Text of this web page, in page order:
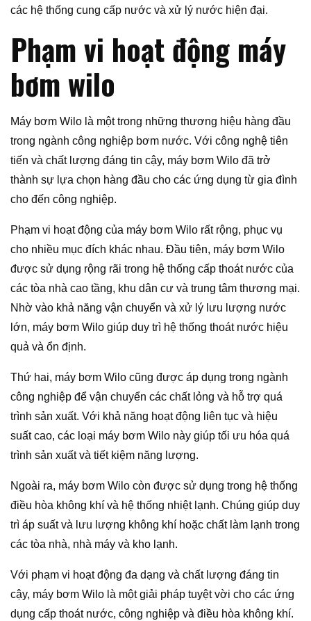
các hệ thống cung cấp nước và xử lý nước hiện đại.
Phạm vi hoạt động máy
bơm wilo
Máy bơm Wilo là một trong những thương hiệu hàng đầu
trong ngành công nghiệp bơm nước. Với công nghệ tiên
tiến và chất lượng đáng tin cậy, máy bơm Wilo đã trở
thành sự lựa chọn hàng đầu cho các ứng dụng từ gia đình
cho đến công nghiệp.
Phạm vi hoạt động của máy bơm Wilo rất rộng, phục vụ
cho nhiều mục đích khác nhau. Đầu tiên, máy bơm Wilo
được sử dụng rộng rãi trong hệ thống cấp thoát nước của
các tòa nhà cao tầng, khu dân cư và trung tâm thương mại.
Nhờ vào khả năng vận chuyển và xử lý lưu lượng nước
lớn, máy bơm Wilo giúp duy trì hệ thống thoát nước hiệu
quả và ổn định.
Thứ hai, máy bơm Wilo cũng được áp dụng trong ngành
công nghiệp để vận chuyển các chất lỏng và hỗ trợ quá
trình sản xuất. Với khả năng hoạt động liên tục và hiệu
suất cao, các loại máy bơm Wilo này giúp tối ưu hóa quá
trình sản xuất và tiết kiệm năng lượng.
Ngoài ra, máy bơm Wilo còn được sử dụng trong hệ thống
điều hòa không khí và hệ thống nhiệt lạnh. Chúng giúp duy
trì áp suất và lưu lượng không khí hoặc chất làm lạnh trong
các tòa nhà, nhà máy và kho lạnh.
Với phạm vi hoạt động đa dạng và chất lượng đáng tin
cậy, máy bơm Wilo là một giải pháp tuyệt vời cho các ứng
dụng cấp thoát nước, công nghiệp và điều hòa không khí.